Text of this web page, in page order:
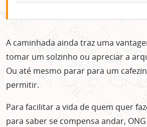
A caminhada ainda traz uma
tomar um solzinho ou apreciar a
Ou até mesmo parar para um
permitir.
Para facilitar a vida de quem quer
para saber se compensa andar, ONG